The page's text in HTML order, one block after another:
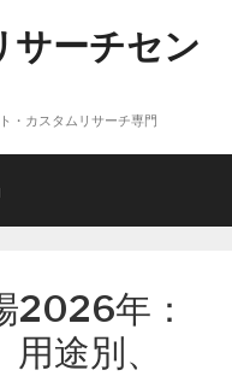
サーチセン
・カスタムリサーチ専門
2026年：
途別、